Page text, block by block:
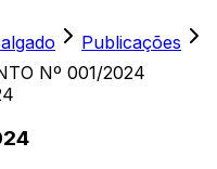
Publicações
Nº 001/2024